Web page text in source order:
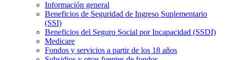
Información general
Beneficios de Seguridad de Ingreso Suplementario
(SSI)
Beneficios del Seguro Social por Incapacidad (SSDI)
Medicare
Fondos y servicios a partir de los 18 años